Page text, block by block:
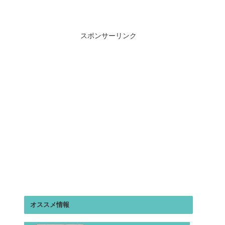
スポンサーリンク
オススメ情報